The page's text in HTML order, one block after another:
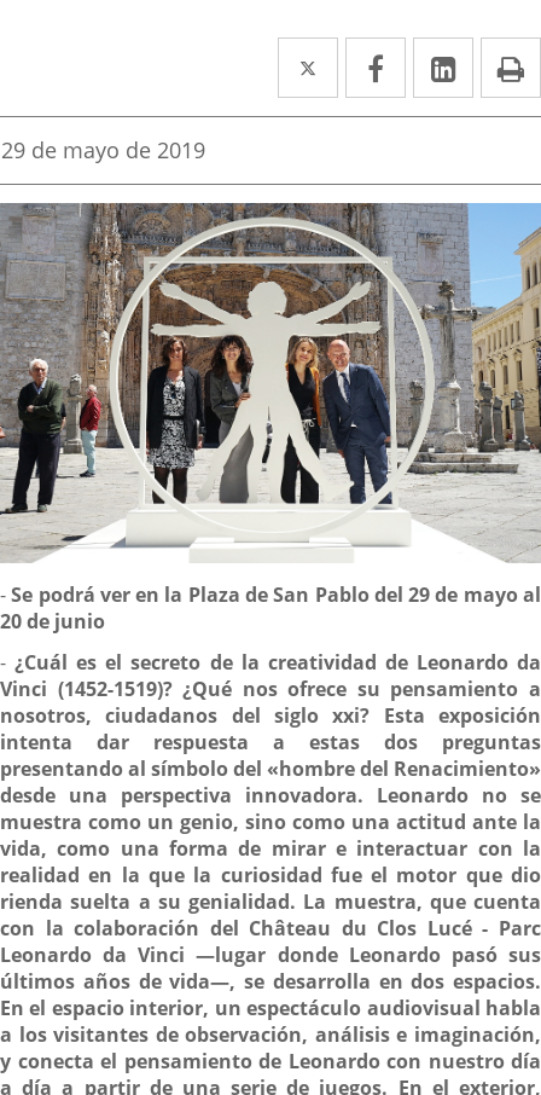
Twitter
Enlace
a
aplicación
externa.
Facebook
Enlace
a
aplicación
externa.
Enlace
a
Fecha
la
noticia
29 de mayo de 2019
Descripción
-Se podrá ver en la Plaza de San Pablo del 29 de mayo al
20 de junio
-¿Cuál es el secreto de la creatividad de Leonardo da
Vinci (1452-1519)? ¿Qué nos ofrece su pensamiento a
nosotros, ciudadanos del siglo xxi? Esta exposición
intenta dar respuesta a estas dos preguntas
presentando al símbolo del «hombre del Renacimiento»
desde una perspectiva innovadora. Leonardo no se
muestra como un genio, sino como una actitud ante la
vida, como una forma de mirar e interactuar con la
realidad en la que la curiosidad fue el motor que dio
rienda suelta a su genialidad. La muestra, que cuenta
con la colaboración del Château du Clos Lucé - Parc
Leonardo da Vinci—lugar donde Leonardo pasó sus
últimos años de vida—, se desarrolla en dos espacios.
En el espacio interior, un espectáculo audiovisual habla
a los visitantes de observación, análisis e imaginación,
y conecta el pensamiento de Leonardo con nuestro día
a día a partir de una serie de juegos. En el exterior,